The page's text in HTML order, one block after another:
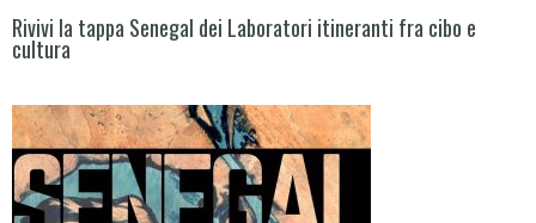
Rivivi la tappa Senegal dei Laboratori itineranti fra cibo e
cultura